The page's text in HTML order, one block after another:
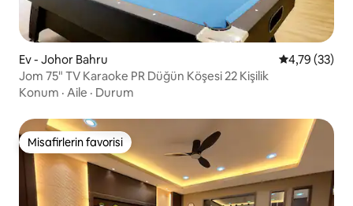
Ev - Johor Bahru 5 üzerinden
4,79 (33)
Jom 75" TV Karaoke PR Düğün Köşesi 22 Kişilik
Konum · Aile · Durum
Misafirlerin favorisi
Misafirlerin favorisi